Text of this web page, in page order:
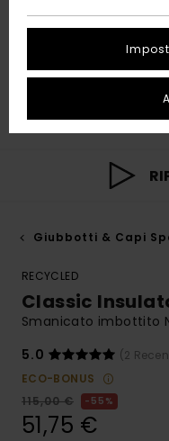
Giubbotti & Capi
RECYCLED
Classic
Smanicato imbottito
5.0
(2
ECO-BONUS
115,00 €
55%
51,75 €